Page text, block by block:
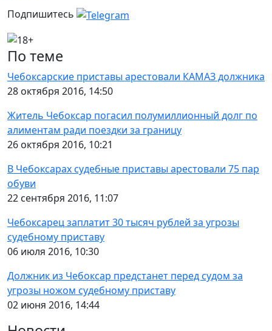
Подпишитесь
По теме
Чебоксарские приставы арестовали КАМАЗ должника
28 октября 2016, 14:50
Житель Чебоксар погасил полумиллионный долг по
алиментам ради поездки за границу
26 октября 2016, 10:21
В Чебоксарах судебные приставы арестовали 75 пар
обуви
22 сентября 2016, 11:07
Чебоксарец заплатит 30 тысяч рублей за угрозы
судебному приставу
06 июля 2016, 10:30
Должник из Чебоксар предстанет перед судом за
угрозы ножом судебному приставу
02 июня 2016, 14:44